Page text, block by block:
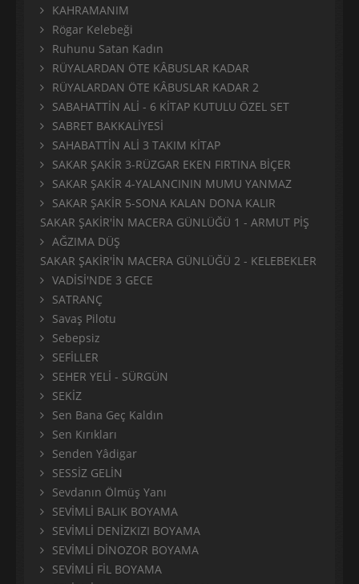
KAHRAMANIM
Rögar Kelebeği
Ruhunu Satan Kadın
RÜYALARDAN ÖTE KÂBUSLAR KADAR
RÜYALARDAN ÖTE KÂBUSLAR KADAR 2
SABAHATTİN ALİ - 6 KİTAP KUTULU ÖZEL SET
SABRET BAKKALİYESİ
SAHABATTİN ALİ 3 TAKIM KİTAP
SAKAR ŞAKİR 3-RÜZGAR EKEN FIRTINA BİÇER
SAKAR ŞAKİR 4-YALANCININ MUMU YANMAZ
SAKAR ŞAKİR 5-SONA KALAN DONA KALIR
SAKAR ŞAKİR'İN MACERA GÜNLÜĞÜ 1 - ARMUT PİŞ
AĞZIMA DÜŞ
SAKAR ŞAKİR'İN MACERA GÜNLÜĞÜ 2 - KELEBEKLER
VADİSİ'NDE 3 GECE
SATRANÇ
Savaş Pilotu
Sebepsiz
SEFİLLER
SEHER YELİ - SÜRGÜN
SEKİZ
Sen Bana Geç Kaldın
Sen Kırıkları
Senden Yâdigar
SESSİZ GELİN
Sevdanın Ölmüş Yanı
SEVİMLİ BALIK BOYAMA
SEVİMLİ DENİZKIZI BOYAMA
SEVİMLİ DİNOZOR BOYAMA
SEVİMLİ FİL BOYAMA